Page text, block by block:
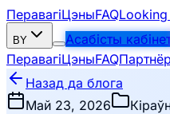
ПеравагіЦэныFAQLooking
BY Асабісты
ПеравагіЦэныFAQ
Назад да блога
Май 23, 2026